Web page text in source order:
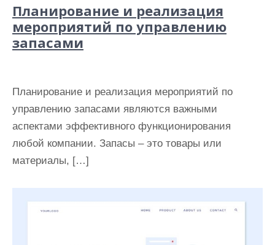
Планирование и реализация
мероприятий по управлению
запасами
Планирование и реализация мероприятий по
управлению запасами являются важными
аспектами эффективного функционирования
любой компании. Запасы – это товары или
материалы, […]